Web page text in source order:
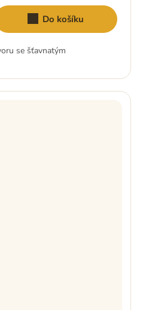
Do košíku
se šťavnatým